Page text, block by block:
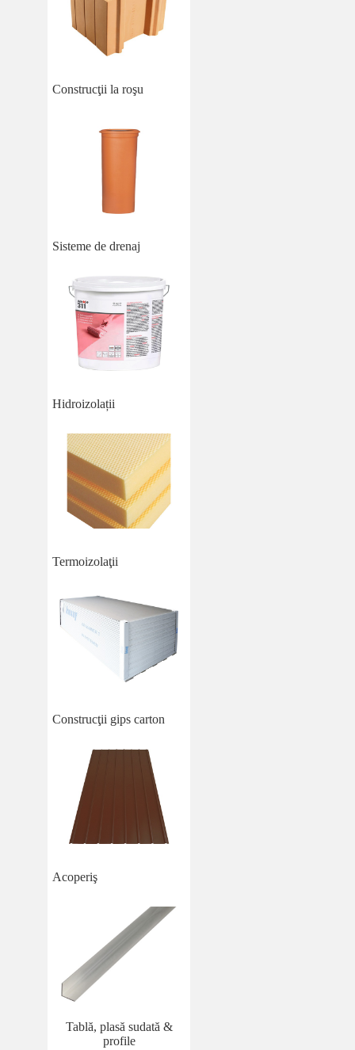
Construcţii la roşu
Sisteme de drenaj
Hidroizolații
Termoizolaţii
Construcţii gips carton
Acoperiş
Tablă, plasă sudată &
profile